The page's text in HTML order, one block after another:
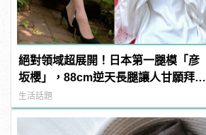
絕對領域超展開！日本第一腿模「彦
坂櫻」，88cm逆天長腿讓人甘願拜倒
她腿下啊！ | manfashion這樣變型男
生活話題